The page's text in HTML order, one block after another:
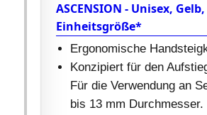
ASCENSION - Unisex, Gelb,
Einheitsgröße*
Ergonomische
Konzipiert für den
Für die Verwendung an
bis 13 mm Durchmesser.